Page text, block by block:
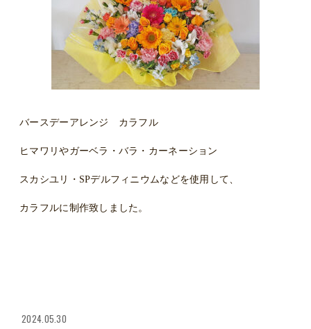
バースデーアレンジ カラフル
ヒマワリやガーベラ・バラ・カーネーション
スカシユリ・SPデルフィニウムなどを使用して、
カラフルに制作致しました。
2024.05.30